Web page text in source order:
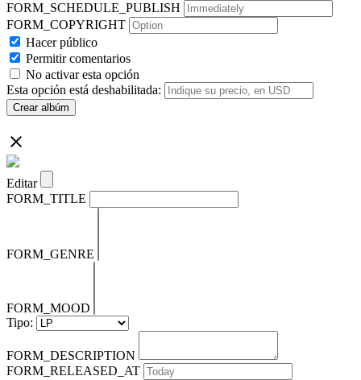
FORM_SCHEDULE_PUBLISH
FORM_COPYRIGHT
Hacer público
Permitir comentarios
No activar esta opción
Esta opción está deshabilitada:
Crear albúm
Editar
FORM_TITLE
FORM_GENRE
FORM_MOOD
Tipo:
FORM_DESCRIPTION
FORM_RELEASED_AT